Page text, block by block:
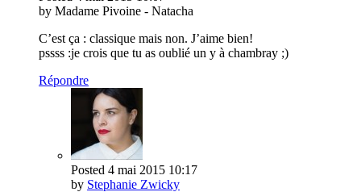
by Madame Pivoine - Natacha
C’est ça : classique mais non. J’aime bien!
pssss :je crois que tu as oublié un y à chambray ;)
Répondre
Posted 4 mai 2015 10:17
by Stephanie Zwicky